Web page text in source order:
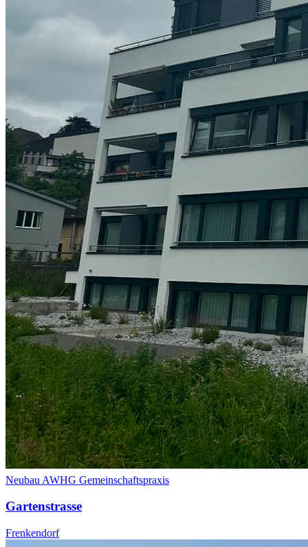
Neubau AWHG Gemeinschaftspraxis
Gartenstrasse
Frenkendorf